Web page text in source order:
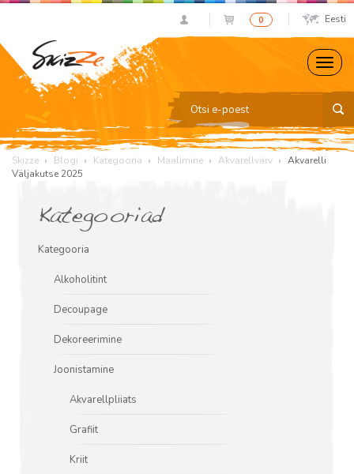
0 Eesti
Skizze Blogi Kategooria Maalimine Akvarellvärv
Akvarelli
Väljakutse 2025
Kategooriad
Kategooria
Alkoholitint
Decoupage
Dekoreerimine
Joonistamine
Akvarellpliiats
Grafiit
Kriit